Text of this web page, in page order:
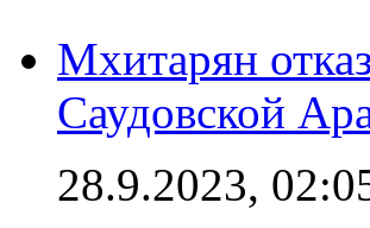
Мхитарян
Саудовской
28.9.2023,